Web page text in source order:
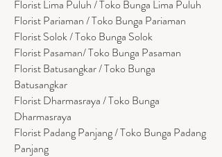
Florist Lima Puluh / Toko Bunga Lima Puluh
Florist Pariaman / Toko Bunga Pariaman
Florist Solok / Toko Bunga Solok
Florist Pasaman/ Toko Bunga Pasaman
Florist Batusangkar / Toko Bunga
Batusangkar
Florist Dharmasraya / Toko Bunga
Dharmasraya
Florist Padang Panjang / Toko Bunga Padang
Panjang